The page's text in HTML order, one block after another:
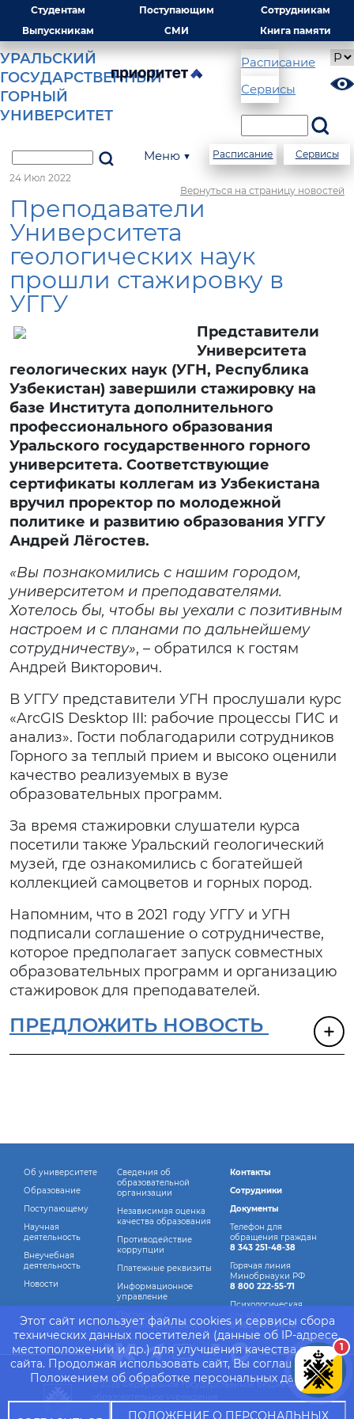
Студентам Поступающим
Сотрудникам
Выпускникам
СМИ Книга памяти
УРАЛЬСКИЙ
ГОСУДАРСТВЕННЫЙ
ГОРНЫЙ
УНИВЕРСИТЕТ
Расписание
Сервисы
Меню ▼ Расписание Сервисы
Этот сайт использует файлы cookies и сервисы сбора
технических данных посетителей (данные об IP-адресе,
местоположении и др.) для улучшения качества работы
сайта. Продолжая использовать сайт, Вы соглашаетесь с
Положением об обработке персональных данных.
ПОЛОЖЕНИЕ О ПЕРСОНАЛЬНЫХ
24 Июл 2022
Вернуться на страницу новостей
Преподаватели
Университета
геологических наук
прошли стажировку в
УГГУ
Представители
Университета
геологических наук (УГН, Республика
Узбекистан) завершили стажировку на
базе Института дополнительного
профессионального образования
Уральского государственного горного
университета. Соответствующие
сертификаты коллегам из Узбекистана
вручил проректор по молодежной
политике и развитию образования УГГУ
Андрей Лёгостев.
«Вы познакомились с нашим городом,
университетом и преподавателями.
Хотелось бы, чтобы вы уехали с позитивным
настроем и с планами по дальнейшему
сотрудничеству», – обратился к гостям
Андрей Викторович.
В УГГУ представители УГН прослушали курс
«ArcGIS Desktop III: рабочие процессы ГИС и
анализ». Гости поблагодарили сотрудников
Горного за теплый прием и высоко оценили
качество реализуемых в вузе
образовательных программ.
За время стажировки слушатели курса
посетили также Уральский геологический
музей, где ознакомились с богатейшей
коллекцией самоцветов и горных пород.
Напомним, что в 2021 году УГГУ и УГН
подписали соглашение о сотрудничестве,
которое предполагает запуск совместных
образовательных программ и организацию
стажировок для преподавателей.
ПРЕДЛОЖИТЬ НОВОСТЬ
Об университете
Образование
Поступающему
Научная
деятельность
Внеучебная
деятельность
Новости
Сведения об
образовательной
организации
Независимая оценка
качества образования
Противодействие
коррупции
Платежные реквизиты
Информационное
управление
Последние
обновления страниц
Контакты
Сотрудники
Документы
Телефон для
обращения граждан
8 343 251-48-38
Горячая линия
Минобрнауки РФ
8 800 222-55-71
Психологическая
8 982 760-44-14
© 2026 Федеральное государственное бюджетное
высшего образования "Уральский государственный
1